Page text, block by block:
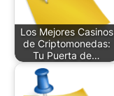
Los Mejores Casinos
de Criptomonedas:
Tu Puerta de…